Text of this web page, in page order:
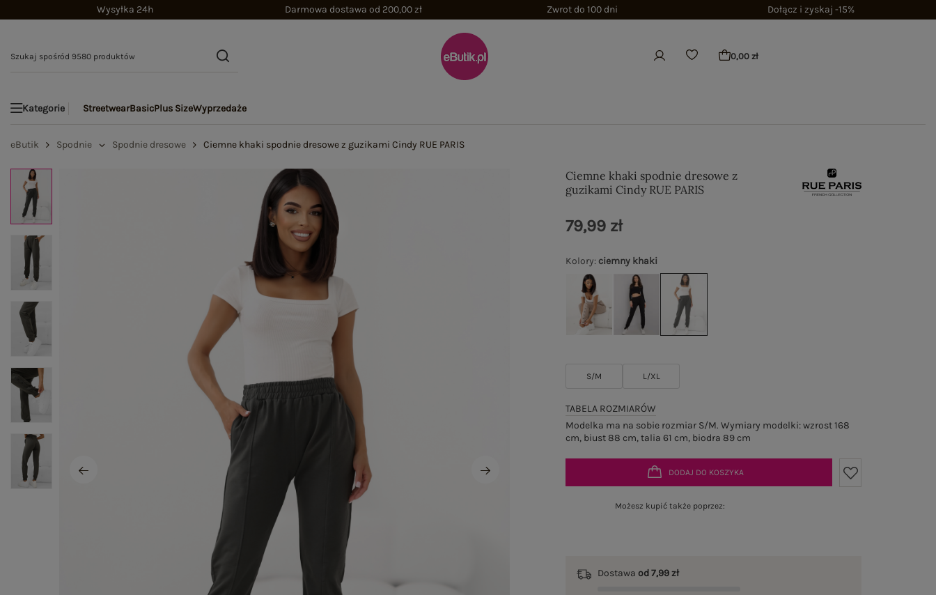
Wysyłka 24h Darmowa dostawa od 200,00 zł Zwrot do 100 dni Dołącz i zyskaj -15%
0,00 zł
Kategorie StreetwearBasicPlus SizeWyprzedaże
eButik Spodnie Spodnie dresowe Ciemne khaki spodnie dresowe z guzikami Cindy RUE PARIS
Ciemne khaki spodnie dresowe z
guzikami Cindy RUE PARIS
Kolory: ciemny khaki
S/M L/XL
TABELA ROZMIARÓW
Modelka ma na sobie rozmiar S/M. Wymiary modelki: wzrost 168
cm, biust 88 cm, talia 61 cm, biodra 89 cm
79,99 zł
DODAJ DO KOSZYKA
Możesz kupić także poprzez:
Dostawaod 7,99 zł